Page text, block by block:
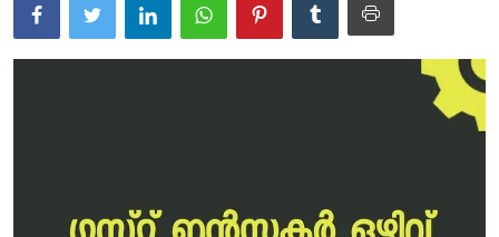
Loksabha Election 2024
Automotive